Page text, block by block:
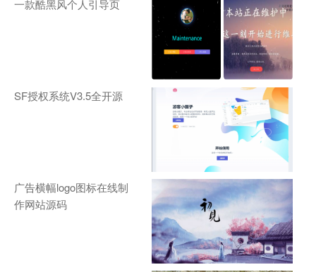
一款酷黑风个人引导页
SF授权系统V3.5全开源
广告横幅logo图标在线制
作网站源码